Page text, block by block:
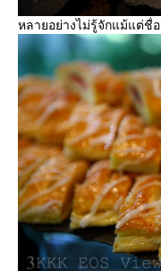
หลายอย่างไม่รู้จักแม้แต่ชื่อ